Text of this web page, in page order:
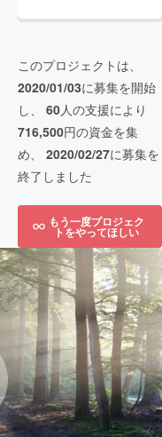
このプロジェクトは、
2020/01/03に募集を開始
し、 60人の支援により
716,500円の資金を集
め、 2020/02/27に募集を
終了しました
もう一度プロジェク
トをやってほしい